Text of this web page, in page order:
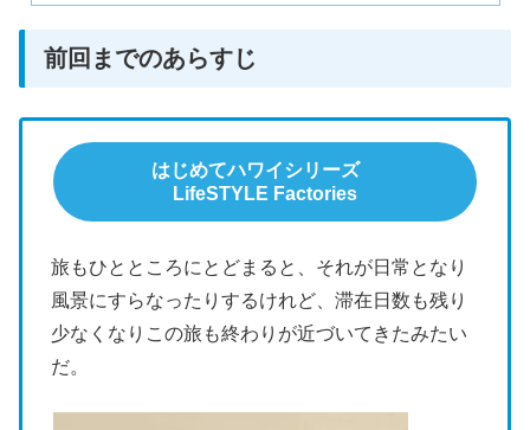
前回までのあらすじ
はじめてハワイシリーズ
LifeSTYLE Factories
旅もひとところにとどまると、それが日常となり
風景にすらなったりするけれど、滞在日数も残り
少なくなりこの旅も終わりが近づいてきたみたい
だ。